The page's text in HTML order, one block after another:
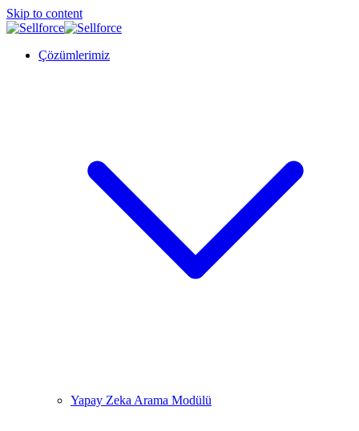
Skip to content
Çözümlerimiz
Yapay Zeka Arama Modülü